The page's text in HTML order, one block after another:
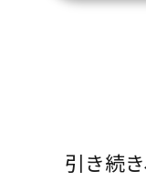
引き続